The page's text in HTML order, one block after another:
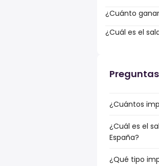
¿Cuánto
¿Cuál es el
¿Cuántos
¿Cuál es el
España?
¿Qué tipo